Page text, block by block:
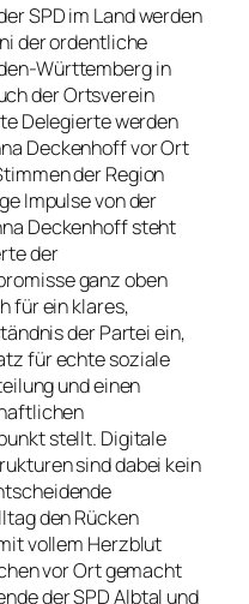
SPD im Land werden
der ordentliche
Württemberg in
der Ortsverein
Delegierte werden
Deckenhoff vor Ort
der Region
Impulse von der
Deckenhoff steht
der
ganz oben
für ein klares,
der Partei ein,
für echte soziale
und einen
stellt. Digitale
sind dabei kein
den Rücken
vollem Herzblut
vor Ort gemacht
der SPD Albtal und